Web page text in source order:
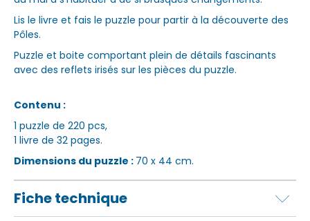
Lis le livre et fais le puzzle pour partir à la découverte des
Pôles.
Puzzle et boite comportant plein de détails fascinants
avec des reflets irisés sur les pièces du puzzle.
Contenu :
1 puzzle de 220 pcs,
1 livre de 32 pages.
Dimensions du puzzle : 70 x 44 cm.
Fiche technique